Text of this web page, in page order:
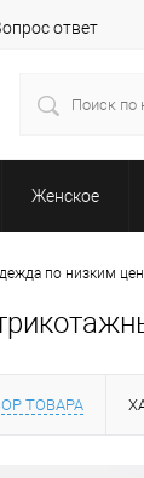
ответ
Женское
по низким
ТОВАРА